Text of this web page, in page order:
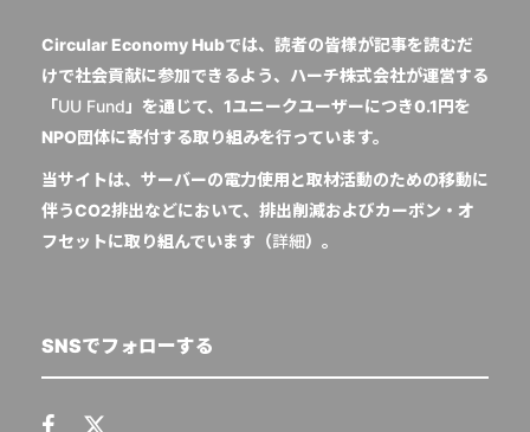
Circular Economy Hubでは、読者の皆様が記事を読むだ
けで社会貢献に参加できるよう、ハーチ株式会社が運営する
「UU Fund 」を通じて、1ユニークユーザーにつき0.1円を
NPO団体に寄付する取り組みを行っています。
当サイトは、サーバーの電力使用と取材活動のための移動に
伴うCO2排出などにおいて、排出削減およびカーボン・オ
フセットに取り組んでいます（詳細）。
SNSでフォローする